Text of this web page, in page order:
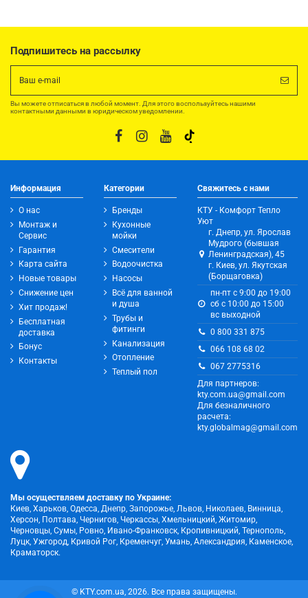
Подпишитесь на рассылку
Вы можете отписаться в любой момент. Для этого воспользуйтесь нашими
контактными данными в юридическом уведомлении.
Информация
О нас
Монтаж и
Сервис
Гарантия
Карта сайта
Новые товары
Снижение цен
Хит продаж!
Бесплатная
доставка
Бонус
Контакты
Категории
Бренды
Кухонные
мойки
Смесители
Водоочистка
Насосы
Всё для ванной
и душа
Трубы и
фитинги
Канализация
Отопление
Теплый пол
Свяжитесь с нами
КТУ - Комфорт Тепло
Уют
г. Днепр, ул. Ярослав
Мудрого (бывшая
Ленинградская), 45
г. Киев, ул. Якутская
(Борщаговка)
пн-пт с 9:00 до 19:00
сб с 10:00 до 15:00
вс выходной
0 800 331 875
066 108 68 02
067 2775316
Для партнеров:
kty.com.ua@gmail.com
Для безналичного
расчета:
kty.globalmag@gmail.com
Мы осуществляем доставку по Украине:
Киев, Харьков, Одесса, Днепр, Запорожье, Львов, Николаев, Винница,
Херсон, Полтава, Чернигов, Черкассы, Хмельницкий, Житомир,
Черновцы, Сумы, Ровно, Ивано-Франковск, Кропивницкий, Тернополь,
Луцк, Ужгород, Кривой Рог, Кременчуг, Умань, Александрия, Каменское,
Краматорск.
© KTY.com.ua, 2026. Все права защищены.